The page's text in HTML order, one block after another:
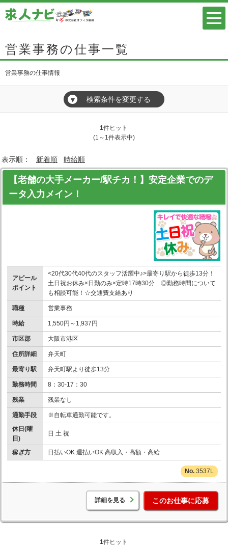
営業事務の仕事一覧
営業事務の仕事情報
▼ 検索条件を変更する
1件ヒット
(1～1件表示中)
表示順： 新着順 時給順
【老舗の大手メーカー/駅チカ！】安定企業でのデ
ータ入力メイン！
アピール
ポイント
<20代30代40代のスタッフ活躍中♪>最寄り駅から徒歩13分！
土日祝お休み×日勤のみ×定時17時30分 ◎勤務時間について
も相談可能！☆交通費支給あり
職種 営業事務
時給 1,550円～1,937円
市区郡 大阪市港区
住所詳細 弁天町
最寄り駅 弁天町駅より徒歩13分
勤務時間 8：30-17：30
残業 残業なし
通勤手段
※自転車通勤可能です。
休日(曜
日)
日 土 祝
稼ぎ方 日払いOK 週払いOK 高収入・高額・高給
3537L
詳細を見る このお仕事に応募
1件ヒット